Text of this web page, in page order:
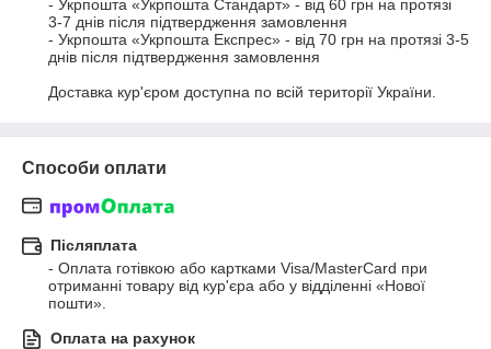
- Укрпошта «Укрпошта Стандарт» - від 60 грн на протязі
3-7 днів після підтвердження замовлення
- Укрпошта «Укрпошта Експрес» - від 70 грн на протязі 3-5
днів після підтвердження замовлення
Доставка кур'єром доступна по всій території України.
Способи оплати
Післяплата
- Оплата готівкою або картками Visa/MasterCard при
отриманні товару від кур'єра або у відділенні «Нової
пошти».
Оплата на рахунок